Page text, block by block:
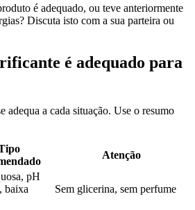
é adequado, ou teve anteriormente
Discuta isto com a sua parteira ou
é adequado para
adequa a cada situação. Use o resumo
Atenção
pH
baixa
Sem glicerina, sem perfume